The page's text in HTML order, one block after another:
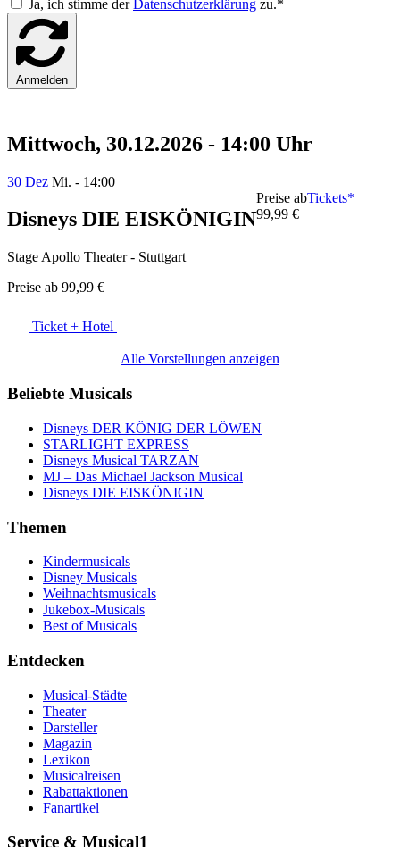
Ja, ich stimme derDatenschutzerklärung zu.*
Anmelden
Mittwoch, 30.12.2026 - 14:00 Uhr
30 Dez Mi. - 14:00
Disneys DIE EISKÖNIGIN
Stage Apollo Theater - Stuttgart
Preise ab 99,99 €
Preise ab
99,99 €
Tickets*
Ticket + Hotel
Alle Vorstellungen anzeigen
Beliebte Musicals
Disneys DER KÖNIG DER LÖWEN
STARLIGHT EXPRESS
Disneys Musical TARZAN
MJ – Das Michael Jackson Musical
Disneys DIE EISKÖNIGIN
Themen
Kindermusicals
Disney Musicals
Weihnachtsmusicals
Jukebox-Musicals
Best of Musicals
Entdecken
Musical-Städte
Theater
Darsteller
Magazin
Lexikon
Musicalreisen
Rabattaktionen
Fanartikel
Service & Musical1